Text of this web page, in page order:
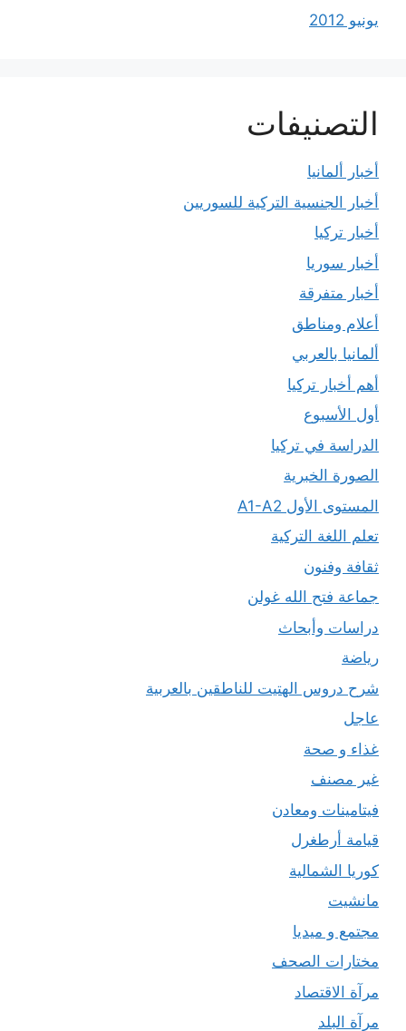
يونيو 2012
التصنيفات
أخبار ألمانيا
أخبار الجنسية التركية للسوريين
أخبار تركيا
أخبار سوريا
أخبار متفرقة
أعلام ومناطق
ألمانيا بالعربي
أهم أخبار تركيا
أول الأسبوع
الدراسة في تركيا
الصورة الخبرية
المستوى الأول A1-A2
تعلم اللغة التركية
ثقافة وفنون
جماعة فتح الله غولن
دراسات وأبحاث
رياضة
شرح دروس الهتيت للناطقين بالعربية
عاجل
غذاء و صحة
غير مصنف
فيتامينات ومعادن
قيامة أرطغرل
كوريا الشمالية
مانشيت
مجتمع و ميديا
مختارات الصحف
مرآة الاقتصاد
مرآة البلد